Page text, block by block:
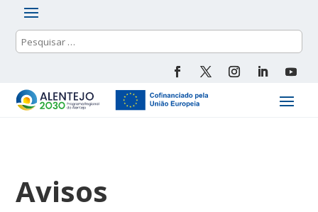
Avisos